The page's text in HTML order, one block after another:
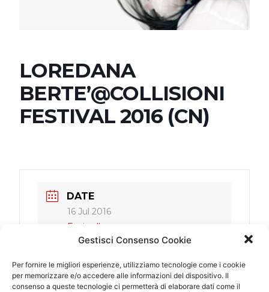
Gestisci Consenso Cookie
Per fornire le migliori esperienze, utilizziamo tecnologie come i cookie
per memorizzare e/o accedere alle informazioni del dispositivo. Il
consenso a queste tecnologie ci permetterà di elaborare dati come il
LOREDANA
BERTE’@COLLISIONI
FESTIVAL 2016 (CN)
DATE
16 Jul 2016
Expired!
TIME
20:00 - 22:00